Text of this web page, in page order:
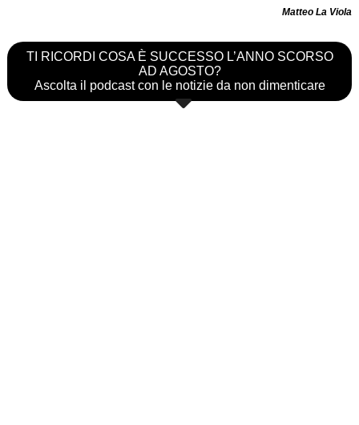
Matteo La Viola
TI RICORDI COSA È SUCCESSO L’ANNO SCORSO
AD AGOSTO?
Ascolta il podcast con le notizie da non dimenticare